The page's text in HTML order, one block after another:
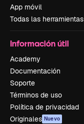
App móvil
Todas las herramientas
Información útil
Academy
Documentación
Soporte
Términos de uso
Política de privacidad
Originales Nuevo